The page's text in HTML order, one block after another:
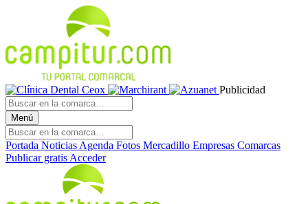
Publicidad
Menú
Portada Noticias Agenda Fotos Mercadillo Empresas Comarcas
Publicar gratis Acceder